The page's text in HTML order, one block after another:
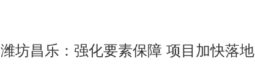
潍坊昌乐：强化要素保障 项目加快落地